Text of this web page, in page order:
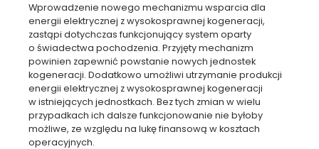
Wprowadzenie nowego mechanizmu wsparcia dla
energii elektrycznej z wysokosprawnej kogeneracji,
zastąpi dotychczas funkcjonujący system oparty
o świadectwa pochodzenia. Przyjęty mechanizm
powinien zapewnić powstanie nowych jednostek
kogeneracji. Dodatkowo umożliwi utrzymanie produkcji
energii elektrycznej z wysokosprawnej kogeneracji
w istniejących jednostkach. Bez tych zmian w wielu
przypadkach ich dalsze funkcjonowanie nie byłoby
możliwe, ze względu na lukę finansową w kosztach
operacyjnych.